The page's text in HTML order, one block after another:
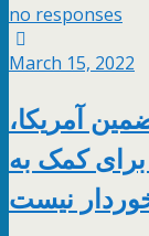
no responses
March 15, 2022
آمریکا،
برای کمک به
نیست